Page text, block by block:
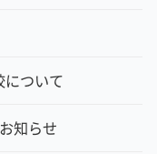
について
知らせ